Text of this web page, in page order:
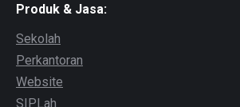
Produk & Jasa:
Sekolah
Perkantoran
Website
SIPLah